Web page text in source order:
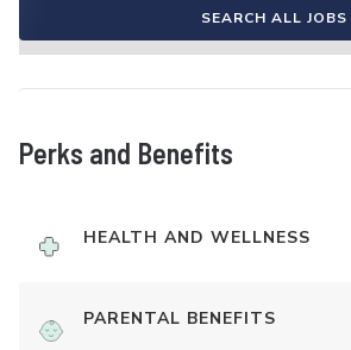
SEARCH ALL JOBS
Perks and Benefits
HEALTH AND WELLNESS
PARENTAL BENEFITS